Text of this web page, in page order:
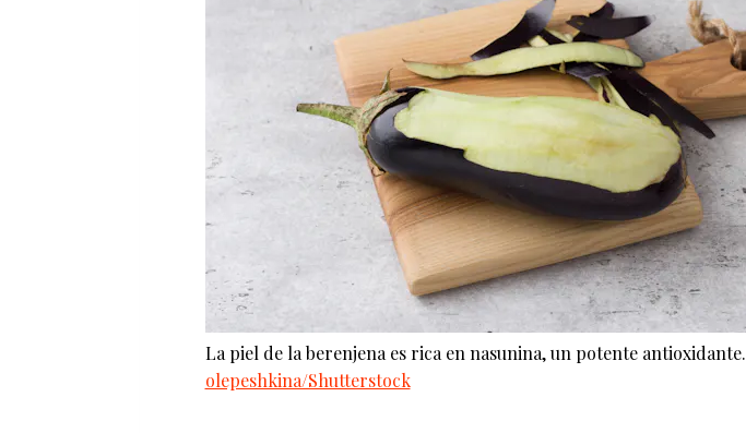
La piel de la berenjena es rica en nasunina, un potente antioxidante.
olepeshkina/Shutterstock